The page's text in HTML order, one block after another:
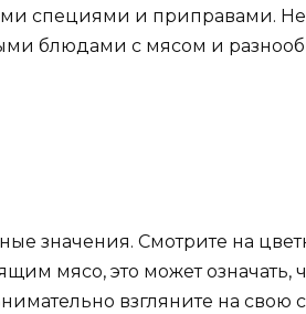
специями и приправами. Не
блюдами с мясом и
значения. Смотрите на
мясо, это может означать,
взгляните на свою